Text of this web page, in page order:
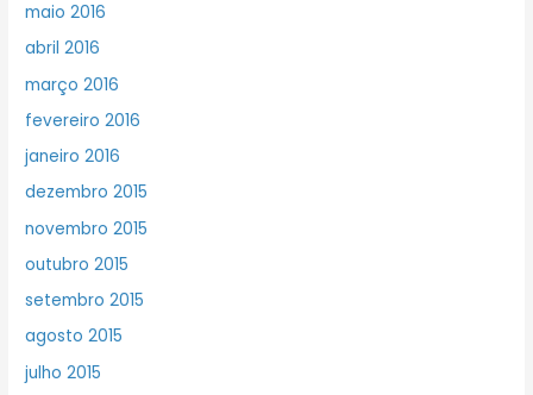
maio 2016
abril 2016
março 2016
fevereiro 2016
janeiro 2016
dezembro 2015
novembro 2015
outubro 2015
setembro 2015
agosto 2015
julho 2015